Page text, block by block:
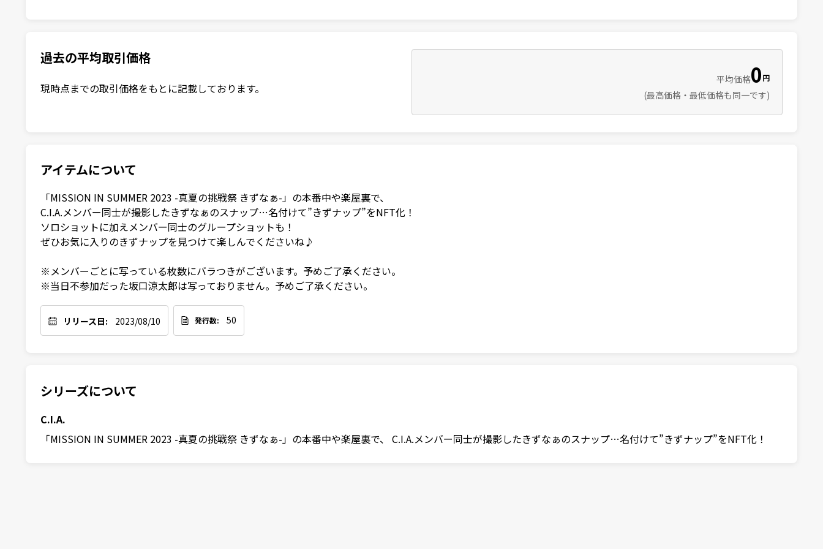
過去の平均取引価格
現時点までの取引価格をもとに記載しております。
平均価格0円
(最高価格・最低価格も同一です)
アイテムについて
「MISSION IN SUMMER 2023 -真夏の挑戦祭 きずなぁ-」の本番中や楽屋裏で、
C.I.A.メンバー同士が撮影したきずなぁのスナップ…名付けて”きずナップ”をNFT化！
ソロショットに加えメンバー同士のグループショットも！
ぜひお気に入りのきずナップを見つけて楽しんでくださいね♪
※メンバーごとに写っている枚数にバラつきがございます。予めご了承ください。
※当日不参加だった坂口涼太郎は写っておりません。予めご了承ください。
リリース日: 2023/08/10 発行数: 50
シリーズについて
C.I.A.
「MISSION IN SUMMER 2023 -真夏の挑戦祭 きずなぁ-」の本番中や楽屋裏で、 C.I.A.メンバー同士が撮影したきずなぁのスナップ…名付けて”きずナップ”をNFT化！